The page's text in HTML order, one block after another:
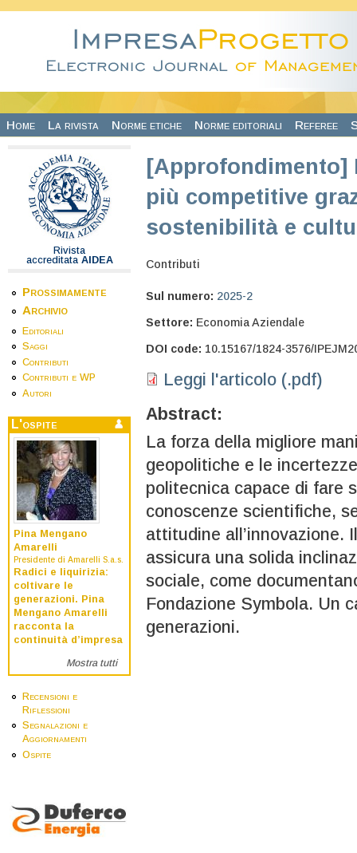
Home La rivista Norme etiche Norme editoriali Referee
Rivista
accreditata AIDEA
Prossimamente
Archivio
Editoriali
Saggi
Contributi
Contributi e WP
Autori
L'ospite
Pina Mengano
Amarelli
Presidente di Amarelli S.a.s.
Radici e liquirizia:
coltivare le
generazioni. Pina
Mengano Amarelli
racconta la
continuità d’impresa
Mostra tutti
Recensioni e
Riflessioni
Segnalazioni e
Aggiornamenti
Ospite
[Approfondimento]
più competitive
sostenibilità e
Contributi
Sul numero: 2025-2
Settore: Economia Aziendale
DOI code: 10.15167/1824-3576/
Leggi l'articolo (.pdf)
Abstract:
La forza della migliore
geopolitiche e le
politecnica capace di fare
conoscenze scientifiche,
attitudine all’innovazione.
assicura una solida
sociale, come
Fondazione Symbola. Un
generazioni.